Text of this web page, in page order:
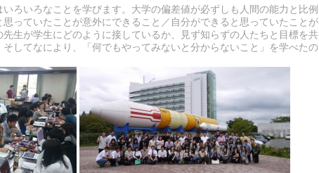
ろいろなことを学びます。大学の偏差値が必ずしも人間の能力と比例
思っていたことが意外にできること／自分ができると思っていたことが
生が学生にどのように接しているか、見ず知らずの人たちと目標を共
してなにより、「何でもやってみないと分からないこと」を学べたの